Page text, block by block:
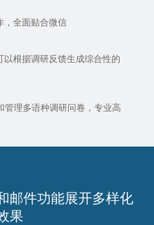
，全面贴合微信
根据调研反馈生成综合性的
管理多语种调研问卷，专业高
邮件功能展开多样化
果